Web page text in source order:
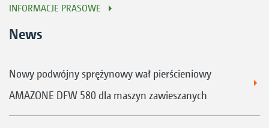
INFORMACJE PRASOWE
News
Nowy podwójny sprężynowy wał pierścieniowy
AMAZONE DFW 580 dla maszyn zawieszanych